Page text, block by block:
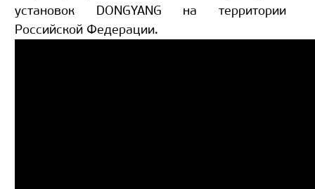
установок DONGYANG на территории
Российской Федерации.